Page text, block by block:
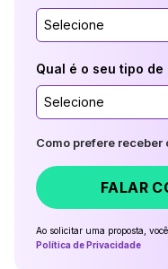
Selecione
Qual é o seu tipo
Selecione
Como prefere receber
FALAR
Ao solicitar uma proposta,
Política de Privacidade